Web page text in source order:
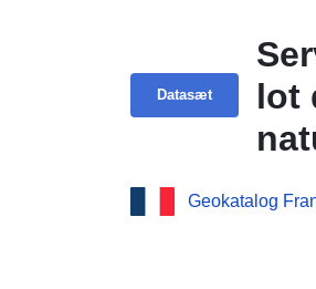
Datasæt
lot
Geokatalog